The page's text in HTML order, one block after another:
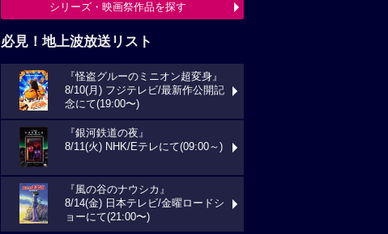
シリーズ・映画祭作品を探す
必見！地上波放送リスト
『怪盗グルーのミニオン超変身』
8/10(月) フジテレビ/最新作公開記
念にて(19:00〜)
『銀河鉄道の夜』
8/11(火) NHK/Eテレにて(09:00～)
『風の谷のナウシカ』
8/14(金) 日本テレビ/金曜ロードシ
ョーにて(21:00〜)